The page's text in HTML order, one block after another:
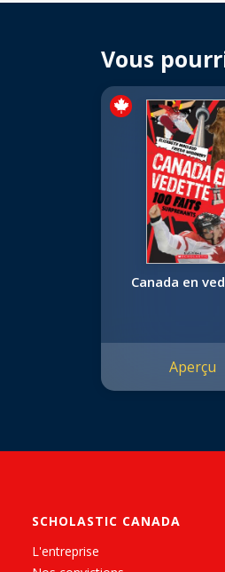
Vous
Canada en
Aperçu
SCHOLASTIC CANADA
L'entreprise